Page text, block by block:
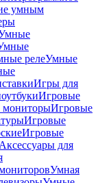
умным
релеУмные
Игры для
Игровые
мониторыИгровые
Игровые
Игровые
Аксессуары для
Умная